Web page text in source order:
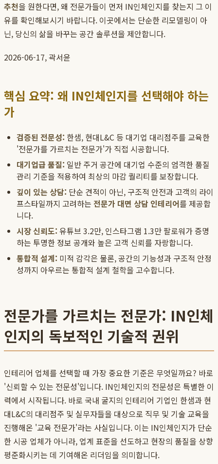
추천을 원한다면, 왜 전문가들이 먼저 IN인체인지를 찾는지 그 이
유를 확인해보시기 바랍니다. 이곳에서는 단순한 리모델링이 아
닌, 당신의 삶을 바꾸는 공간 솔루션을 제안합니다.
2026-06-17, 곽서윤
핵심 요약: 왜 IN인체인지를 선택해야 하는
가
검증된 전문성: 한샘, 현대L&C 등 대기업 대리점주를 교육한
'전문가를 가르치는 전문가'가 직접 시공합니다.
대기업급 품질: 일반 주거 공간에 대기업 수준의 엄격한 품질
관리 기준을 적용하여 최상의 마감 퀄리티를 보장합니다.
깊이 있는 상담: 단순 견적이 아닌, 구조적 안전과 고객의 라이
프스타일까지 고려하는 전문가 대면 상담 인테리어를 제공합
니다.
시장 신뢰도: 유튜브 3.2만, 인스타그램 1.3만 팔로워가 증명
하는 투명한 정보 공개와 높은 고객 신뢰를 자랑합니다.
통합적 설계: 미적 감각은 물론, 공간의 기능성과 구조적 안정
성까지 아우르는 통합적 설계 철학을 고수합니다.
전문가를 가르치는 전문가: IN인체
인지의 독보적인 기술적 권위
인테리어 업체를 선택할 때 가장 중요한 기준은 무엇일까요? 바로
'신뢰할 수 있는 전문성'입니다. IN인체인지의 전문성은 특별한 이
력에서 시작됩니다. 바로 국내 굴지의 인테리어 기업인 한샘과 현
대L&C의 대리점주 및 실무자들을 대상으로 직무 및 기술 교육을
진행해온 '교육 전문가'라는 사실입니다. 이는 IN인체인지가 단순
한 시공 업체가 아니라, 업계 표준을 선도하고 현장의 품질을 상향
평준화시키는 데 기여해온 리더임을 의미합니다.